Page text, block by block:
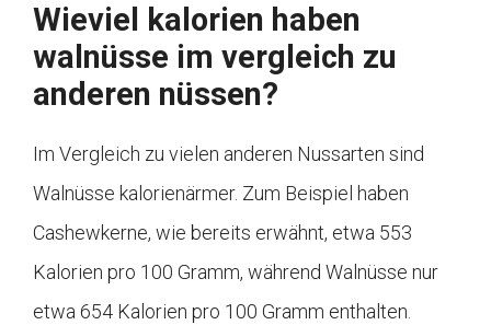
Wieviel kalorien haben
walnüsse im vergleich zu
anderen nüssen?
Im Vergleich zu vielen anderen Nussarten sind
Walnüsse kalorienärmer. Zum Beispiel haben
Cashewkerne, wie bereits erwähnt, etwa 553
Kalorien pro 100 Gramm, während Walnüsse nur
etwa 654 Kalorien pro 100 Gramm enthalten.